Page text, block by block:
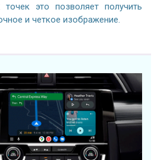
точек это позволяет получить
и четкое изображение.